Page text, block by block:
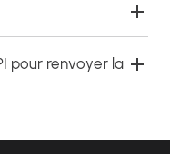
pour renvoyer la